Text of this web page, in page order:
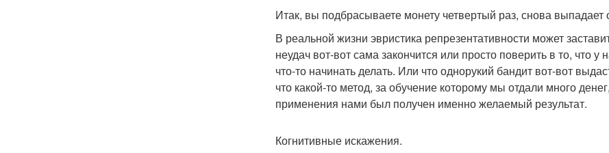
Итак, вы подбрасываете монету четвертый раз, снова выпадает
В реальной жизни эвристика репрезентативности может
неудач вот-вот сама закончится или просто поверить в то, что
что-то начинать делать. Или что однорукий бандит вот-вот
что какой-то метод, за обучение которому мы отдали много
применения нами был получен именно желаемый результат.
Когнитивные искажения.